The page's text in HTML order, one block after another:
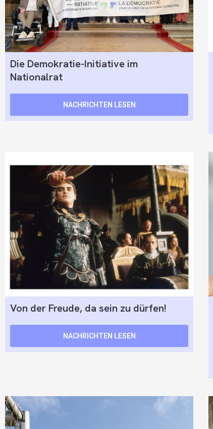
Die Demokratie-Initiative im
Nationalrat
NACHRICHTEN LESEN
Von der Freude, da sein zu dürfen!
NACHRICHTEN LESEN